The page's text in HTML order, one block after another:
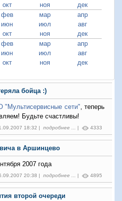
окт ноя
дек
фев мар
апр
июн июл
авг
окт ноя
дек
фев мар
апр
июн июл
авг
окт ноя дек
бойца :)
"Мультисервисные сети", теперь
Будьте счастливы!
18:32 | подробнее ... | 4333
в Аршинцево
2007 года
20:38 | подробнее ... | 4895
второй очереди